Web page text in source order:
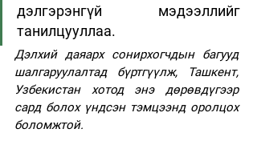
дэлгэрэнгүй мэдээллийг
танилцууллаа.
Дэлхий даяарх сонирхогчдын багууд
шалгаруулалтад бүртгүүлж, Ташкент,
Узбекистан хотод энэ дөрөвдүгээр
сард болох үндсэн тэмцээнд оролцох
боломжтой.